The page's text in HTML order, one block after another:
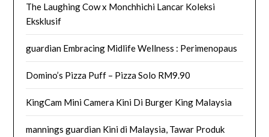
The Laughing Cow x Monchhichi Lancar Koleksi
Eksklusif
guardian Embracing Midlife Wellness : Perimenopaus
Domino’s Pizza Puff – Pizza Solo RM9.90
KingCam Mini Camera Kini Di Burger King Malaysia
mannings guardian Kini di Malaysia, Tawar Produk